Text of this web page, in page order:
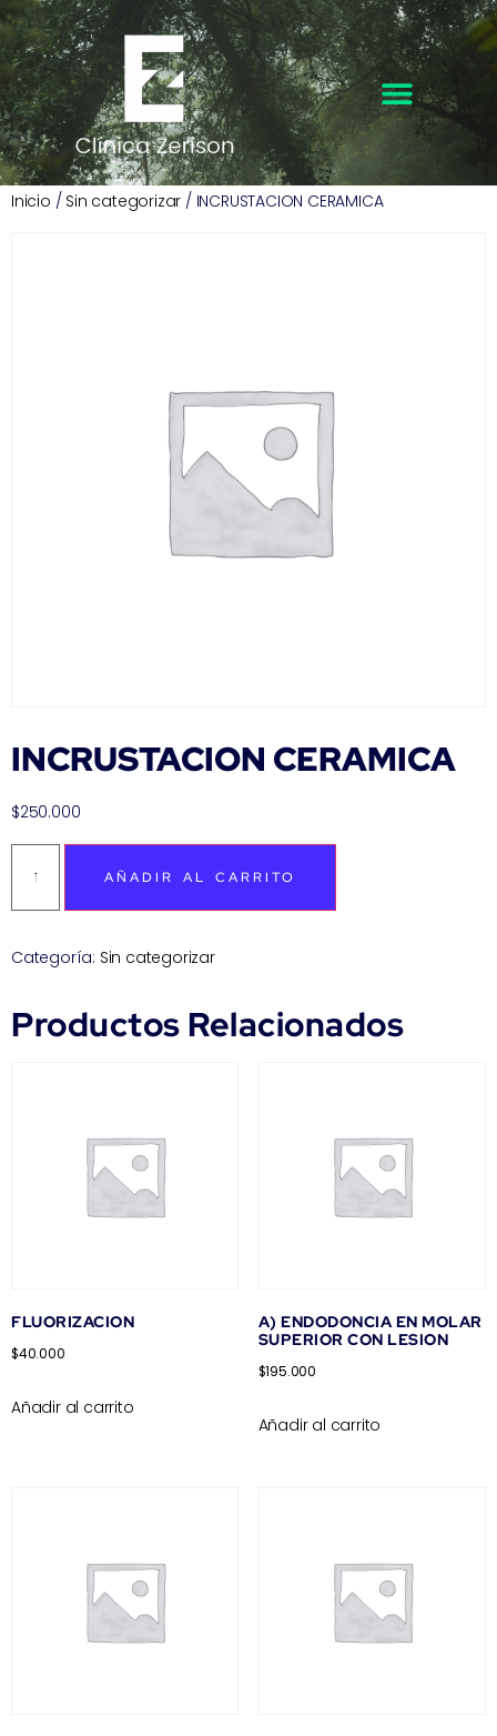
Inicio / Sin categorizar / INCRUSTACION CERAMICA
INCRUSTACION CERAMICA
$250.000
AÑADIR AL CARRITO
Categoría: Sin categorizar
Productos Relacionados
FLUORIZACION
$40.000
Añadir al carrito
A) ENDODONCIA EN MOLAR
SUPERIOR CON LESION
$195.000
Añadir al carrito